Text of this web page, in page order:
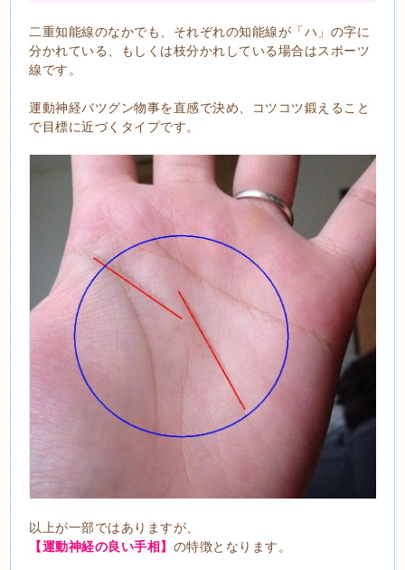
二重知能線のなかでも、それぞれの知能線が「ハ」の字に
分かれている、もしくは枝分かれしている場合はスポーツ
線です。
運動神経バツグン物事を直感で決め、コツコツ鍛えること
で目標に近づくタイプです。
以上が一部ではありますが、
【運動神経の良い手相】 の特徴となります。